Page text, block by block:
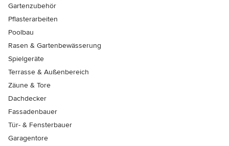
Gartenzubehör
Pflasterarbeiten
Poolbau
Rasen & Gartenbewässerung
Spielgeräte
Terrasse & Außenbereich
Zäune & Tore
Dachdecker
Fassadenbauer
Tür- & Fensterbauer
Garagentore